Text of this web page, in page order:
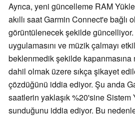
Ayrıca, yeni güncelleme RAM
akıllı saat Garmin Connect'e bağlı
görüntülenecek şekilde
uygulamasını ve müzik çalmayı
beklenmedik şekilde
dahil olmak üzere sıkça şikayet
çözdüğünü iddia ediyor. Şu anda
saatlerin yaklaşık %20'sine Sistem
sunduğunu iddia ediyor. Bu